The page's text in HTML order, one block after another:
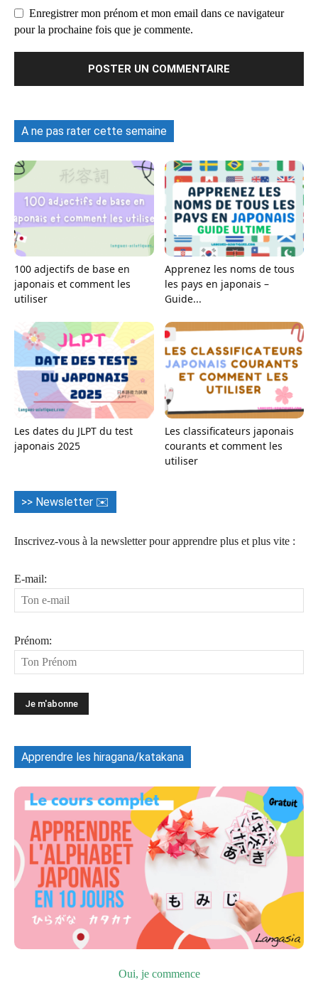
Enregistrer mon prénom et mon email dans ce navigateur
pour la prochaine fois que je commente.
A ne pas rater cette semaine
100 adjectifs de base en
japonais et comment les
utiliser
Apprenez les noms de tous
les pays en japonais –
Guide...
Les dates du JLPT du test
japonais 2025
Les classificateurs japonais
courants et comment les
utiliser
>> Newsletter ✉️
Inscrivez-vous à la newsletter pour apprendre plus et plus vite :
E-mail:
Prénom:
Apprendre les hiragana/katakana
Oui, je commence